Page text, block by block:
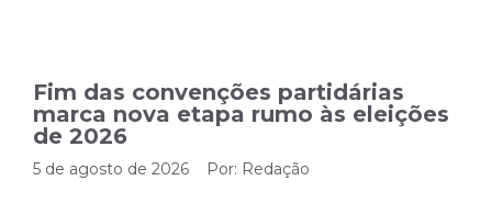
Fim das convenções partidárias
marca nova etapa rumo às eleições
de 2026
5 de agosto de 2026 Por: Redação